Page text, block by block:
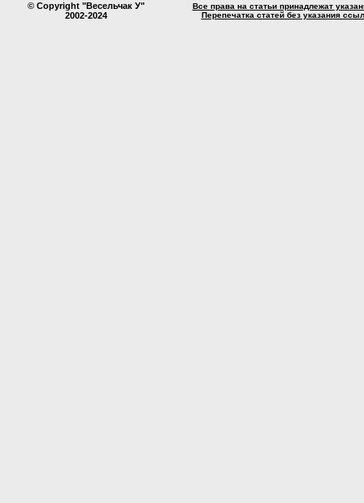
© Copyright "Весельчак У"
2002-2024
Все права на статьи принадлежат
Перепечатка статей без указания